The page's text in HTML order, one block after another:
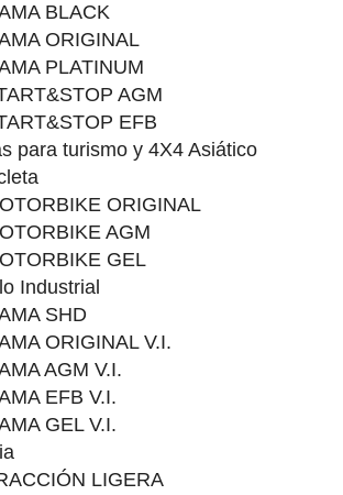
BLACK
ORIGINAL
PLATINUM
AGM
EFB
para turismo y 4X4 Asiático
ORIGINAL
AGM
GEL
Industrial
SHD
ORIGINAL V.I.
AGM V.I.
EFB V.I.
GEL V.I.
LIGERA